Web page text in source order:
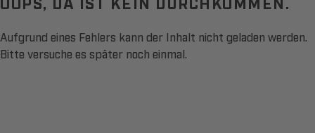
Aufgrund eines Fehlers kann der Inhalt nicht geladen werden.
Bitte versuche es später noch einmal.